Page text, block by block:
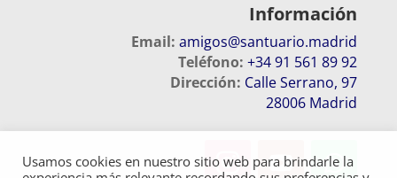
Información
Email: amigos@santuario.madrid
Teléfono: +34 91 561 89 92
Dirección: Calle Serrano, 97
28006 Madrid
Usamos cookies en nuestro sitio web para brindarle la